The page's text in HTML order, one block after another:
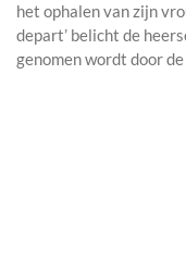
het ophalen van zijn
depart’ belicht de
genomen wordt door